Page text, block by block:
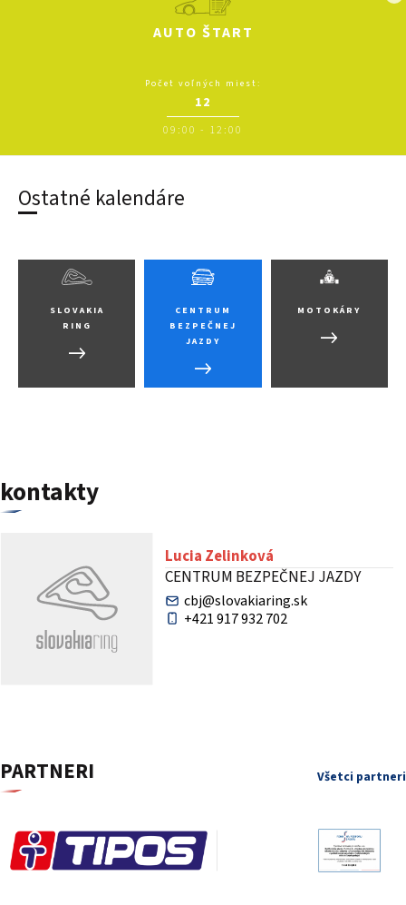
AUTO ŠTART
Počet voľných miest:
12
09:00 - 12:00
Ostatné kalendáre
SLOVAKIA
RING
MOTOKÁRY
CENTRUM
BEZPEČNEJ
JAZDY
kontakty
Lucia Zelinková
CENTRUM BEZPEČNEJ JAZDY
cbj@slovakiaring.sk
+421 917 932 702
PARTNERI Všetci partneri